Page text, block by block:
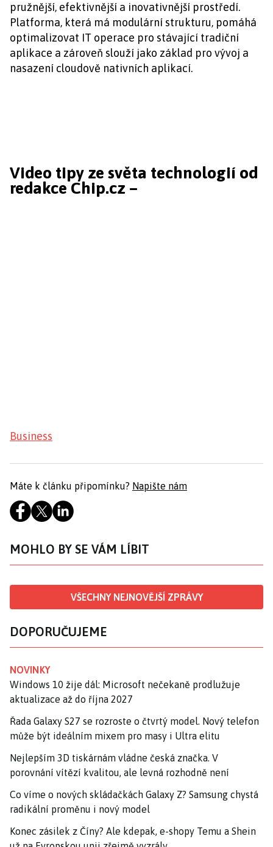
pružnější, efektivnější a inovativnější prostředí.
Platforma, která má modulární strukturu, pomáhá
optimalizovat IT operace pro stávající tradiční
aplikace a zároveň slouží jako základ pro vývoj a
nasazení cloudově nativních aplikací.
Video tipy ze světa technologií od
redakce Chip.cz –
Business
Máte k článku připomínku? Napište nám
MOHLO BY SE VÁM LÍBIT
VŠECHNY NEJNOVĚJŠÍ ZPRÁVY
DOPORUČUJEME
NOVINKY
Windows 10 žije dál: Microsoft nečekaně prodlužuje
aktualizace až do října 2027
Řada Galaxy S27 se rozroste o čtvrtý model. Nový telefon
může být ideálním mixem pro masy i Ultra elitu
Nejlepším 3D tiskárnám vládne česká značka. V
porovnání vítězí kvalitou, ale levná rozhodně není
Co víme o nových skládačkách Galaxy Z? Samsung chystá
radikální proměnu i nový model
Konec zásilek z Číny? Ale kdepak, e-shopy Temu a Shein